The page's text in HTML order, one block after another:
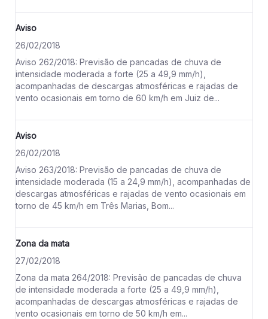
Aviso
26/02/2018
Aviso 262/2018: Previsão de pancadas de chuva de
intensidade moderada a forte (25 a 49,9 mm/h),
acompanhadas de descargas atmosféricas e rajadas de
vento ocasionais em torno de 60 km/h em Juiz de...
Aviso
26/02/2018
Aviso 263/2018: Previsão de pancadas de chuva de
intensidade moderada (15 a 24,9 mm/h), acompanhadas de
descargas atmosféricas e rajadas de vento ocasionais em
torno de 45 km/h em Três Marias, Bom...
Zona da mata
27/02/2018
Zona da mata 264/2018: Previsão de pancadas de chuva
de intensidade moderada a forte (25 a 49,9 mm/h),
acompanhadas de descargas atmosféricas e rajadas de
vento ocasionais em torno de 50 km/h em...